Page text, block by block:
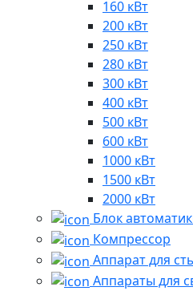
160 кВт
200 кВт
250 кВт
280 кВт
300 кВт
400 кВт
500 кВт
600 кВт
1000 кВт
1500 кВт
2000 кВт
Блок
Компрессор
Аппарат для
Аппараты для